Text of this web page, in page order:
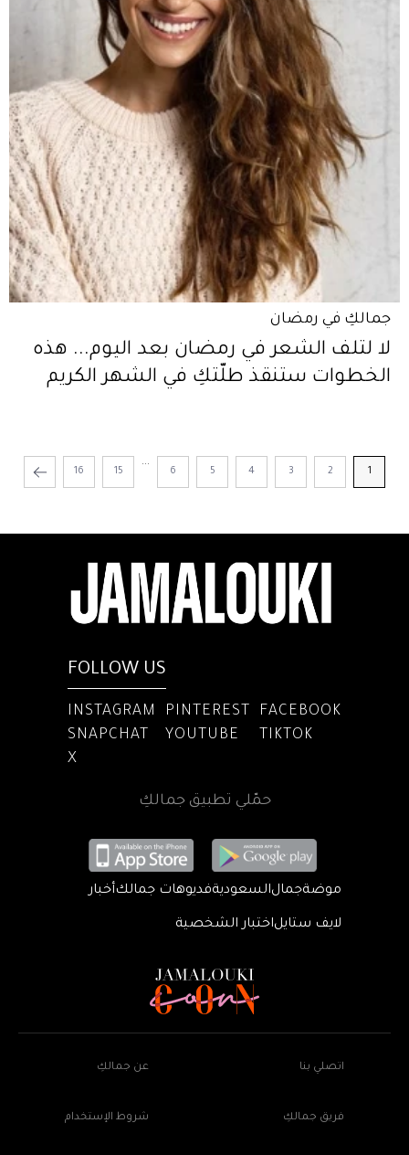
جمالكِ في رمضان
لا لتلف الشعر في رمضان بعد اليوم... هذه
الخطوات ستنقذ طلّتكِ في الشهر الكريم
1
2
3
4
5
6
...
15
16
FOLLOW US
INSTAGRAM PINTEREST
FACEBOOK
SNAPCHAT
YOUTUBE
TIKTOK
X
حمّلي تطبيق جمالكِ
موضةجمالالسعوديةفديوهات جمالكأخبار
لايف ستايلاختبار الشخصية
اتصلي بنا عن جمالكِ
فريق جمالكِ شروط الإستخدام